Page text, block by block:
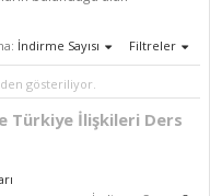
İndirme Sayısı Filtreler
gösteriliyor.
Türkiye İlişkileri Ders